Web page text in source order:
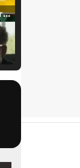
Tráiler 'Vida perra' (2026)
Tráiler Oficial en VOSE 'The Audacity'
Tráiler en español 'Outcome' (2026)